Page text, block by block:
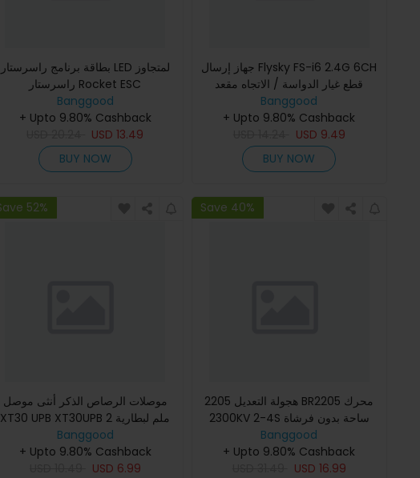
بطاقة برنامج راسرستار LED لمتجاوز
راسرستار Rocket ESC
Banggood
+ Upto 9.80% Cashback
USD13.49
BUY NOW
جهاز إرسال Flysky FS-i6 2.4G 6CH
قطع غيار الدواسة / الاتجاه مقعد
الحملة الرئيسي
Banggood
+ Upto 9.80% Cashback
USD 9.49
BUY NOW
52%
موصلات الرصاص الذكر أنثى موصل
XT30 UPB XT30UPB 2 ملم لبطارية
Banggood
+ Upto 9.80% Cashback
USD 6.99
Save 40%
هجولة التعديل 2205 BR2205 محرك
2300KV 2-4S ساحة بدون فرشاة
أحمر لـ 220 250 طائرة بدون طيار RC
سباق FPV
Banggood
+ Upto 9.80% Cashback
USD 16.99